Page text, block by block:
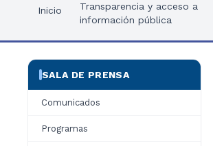
Inicio
Transparencia y acceso a
información pública
SALA DE PRENSA
Comunicados
Programas